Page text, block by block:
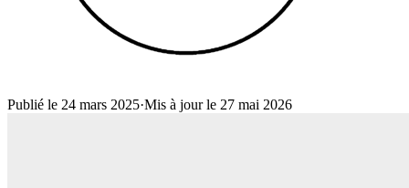
Publié le 24 mars 2025·Mis à jour le 27 mai 2026